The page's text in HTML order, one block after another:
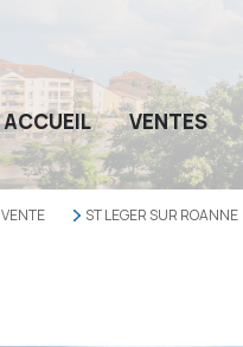
ACCUEIL VENTES
VENTE ST LEGER SUR ROANNE